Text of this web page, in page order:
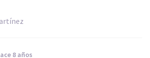
hace 8 años